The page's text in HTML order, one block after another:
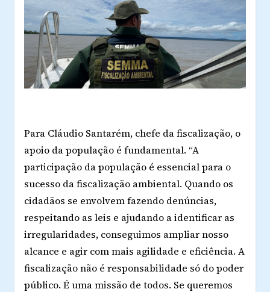
Para Cláudio Santarém, chefe da fiscalização, o
apoio da população é fundamental. “A
participação da população é essencial para o
sucesso da fiscalização ambiental. Quando os
cidadãos se envolvem fazendo denúncias,
respeitando as leis e ajudando a identificar as
irregularidades, conseguimos ampliar nosso
alcance e agir com mais agilidade e eficiência. A
fiscalização não é responsabilidade só do poder
público. É uma missão de todos. Se queremos